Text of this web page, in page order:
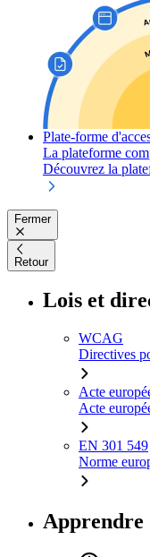
Plate-forme
La plateforme
Découvrez la
Fermer
Retour
Lois et
WCAG
Directives
Acte
Acte
EN 301 549
Norme
Apprendre